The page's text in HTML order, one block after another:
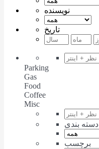
نویسنده
تاریخ
Parking
Gas
Food
Coffee
Misc
دسته بندی
برچسب